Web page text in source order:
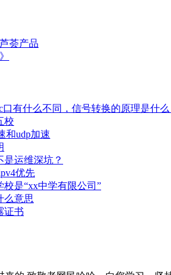
荟产品
口有什么不同，信号转换的原理是什
校
和udp加速
运维深坑？
优先
校是“xx中学有限公司”
么意思
证书